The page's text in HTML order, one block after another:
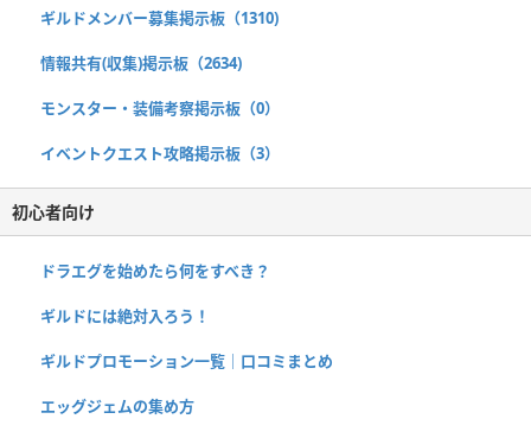
ギルドメンバー募集掲示板（1310)
情報共有(収集)掲示板（2634)
モンスター・装備考察掲示板（0）
イベントクエスト攻略掲示板（3）
初心者向け
ドラエグを始めたら何をすべき？
ギルドには絶対入ろう！
ギルドプロモーション一覧｜口コミまとめ
エッグジェムの集め方